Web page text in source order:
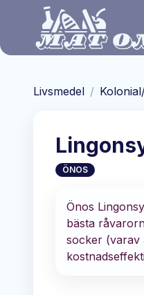
Hoppa till huvudinnehåll
Livsmedel /
ÖNOS
Önos
bästa
socker (varav